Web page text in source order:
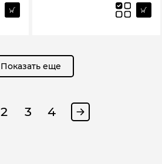
Показать еще
2 3 4